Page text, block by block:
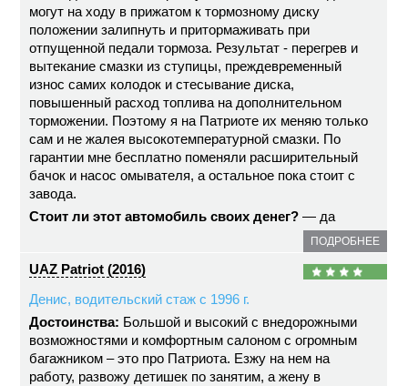
могут на ходу в прижатом к тормозному диску
положении залипнуть и притормаживать при
отпущенной педали тормоза. Результат - перегрев и
вытекание смазки из ступицы, преждевременный
износ самих колодок и стесывание диска,
повышенный расход топлива на дополнительном
торможении. Поэтому я на Патриоте их меняю только
сам и не жалея высокотемпературной смазки. По
гарантии мне бесплатно поменяли расширительный
бачок и насос омывателя, а остальное пока стоит с
завода.
Стоит ли этот автомобиль своих денег? — да
ПОДРОБНЕЕ
UAZ Patriot (2016)
Денис, водительский стаж с 1996 г.
Достоинства: Большой и высокий с внедорожными
возможностями и комфортным салоном с огромным
багажником – это про Патриота. Езжу на нем на
работу, развожу детишек по занятим, а жену в